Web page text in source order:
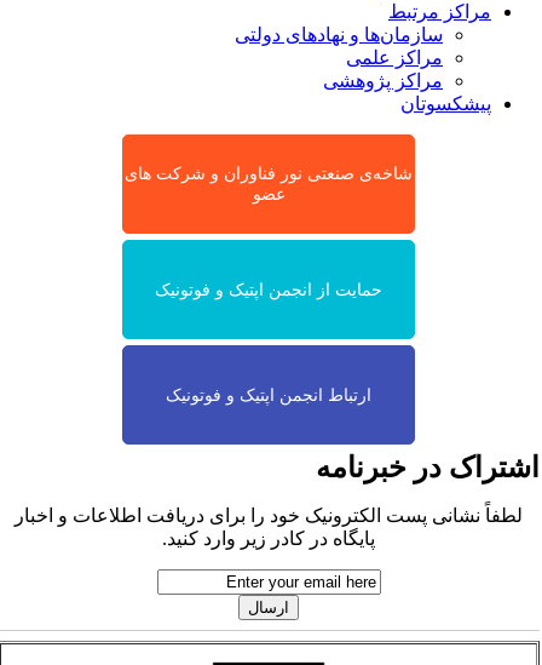
مراکز مرتبط
سازمان‌ها و نهادهای دولتی
مراکز علمی
مراکز پژوهشی
پیشکسوتان
شاخه‌ی صنعتی نور فناوران و شرکت های
عضو
حمایت از انجمن اپتیک و فوتونیک
ارتباط انجمن اپتیک و فوتونیک
در خبرنامه
لطفاً نشانی پست الکترونیک خود را برای دریافت اطلاعات و اخبار
پایگاه در کادر زیر وارد کنید.